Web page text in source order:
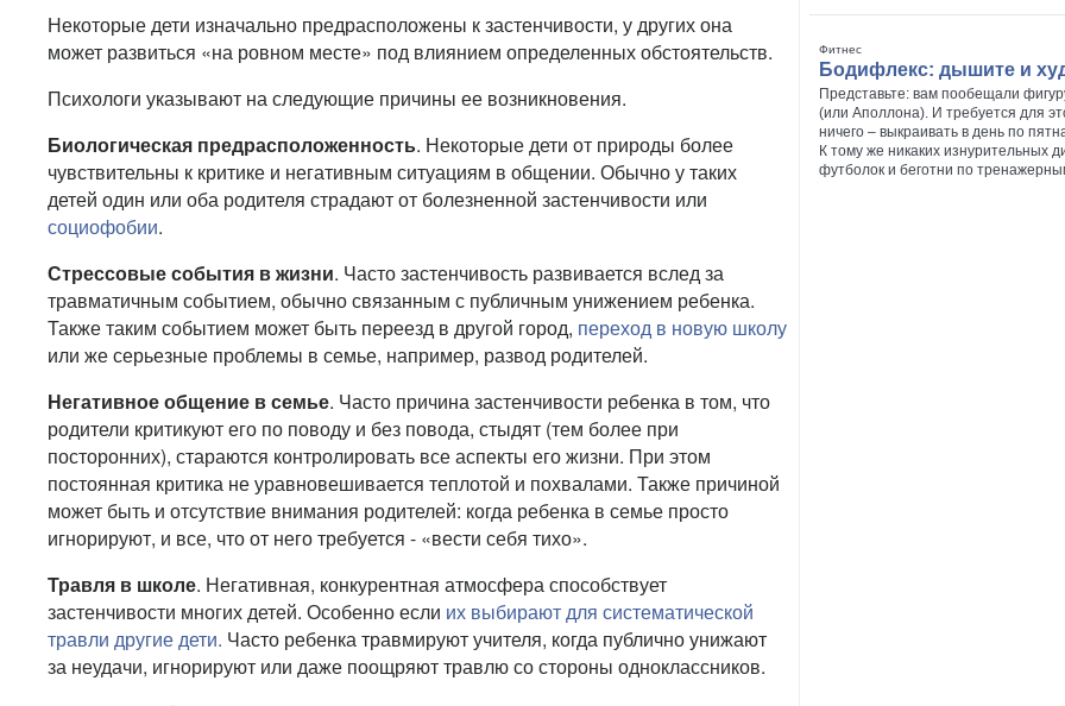
Некоторые дети изначально предрасположены к застенчивости, у других она
может развиться «на ровном месте» под влиянием определенных обстоятельств.
Психологи указывают на следующие причины ее возникновения.
Биологическая предрасположенность. Некоторые дети от природы более
чувствительны к критике и негативным ситуациям в общении. Обычно у таких
детей один или оба родителя страдают от болезненной застенчивости или
социофобии.
Стрессовые события в жизни. Часто застенчивость развивается вслед за
травматичным событием, обычно связанным с публичным унижением ребенка.
Также таким событием может быть переезд в другой город, переход в новую школу
или же серьезные проблемы в семье, например, развод родителей.
Негативное общение в семье. Часто причина застенчивости ребенка в том, что
родители критикуют его по поводу и без повода, стыдят (тем более при
посторонних), стараются контролировать все аспекты его жизни. При этом
постоянная критика не уравновешивается теплотой и похвалами. Также причиной
может быть и отсутствие внимания родителей: когда ребенка в семье просто
игнорируют, и все, что от него требуется - «вести себя тихо».
Травля в школе. Негативная, конкурентная атмосфера способствует
застенчивости многих детей. Особенно если их выбирают для систематической
травли другие дети. Часто ребенка травмируют учителя, когда публично унижают
за неудачи, игнорируют или даже поощряют травлю со стороны одноклассников.
Фитнес
Бодифлекс: дышите и
Представьте: вам пообещали
(или Аполлона). И требуется для
ничего – выкраивать в день по
К тому же никаких изнурительных
футболок и беготни по